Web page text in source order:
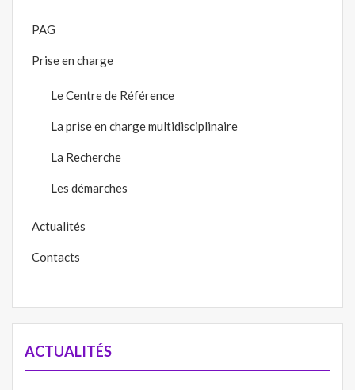
PAG
Prise en charge
Le Centre de Référence
La prise en charge multidisciplinaire
La Recherche
Les démarches
Actualités
Contacts
ACTUALITÉS